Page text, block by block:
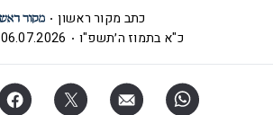
כתב מקור ראשון
כ"א בתמוז ה׳תשפ"ו
06.07.2026 | 14:21